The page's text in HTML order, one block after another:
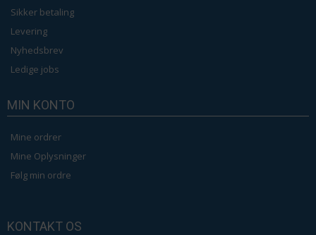
Sikker betaling
Levering
Nyhedsbrev
Ledige jobs
MIN KONTO
Mine ordrer
Mine Oplysninger
Følg min ordre
KONTAKT OS